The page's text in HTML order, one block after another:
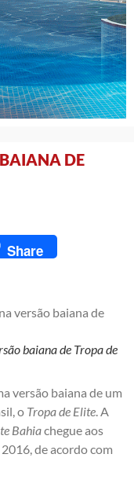
DE
Share
baiana de Tropa de
versão baiana de um
o Tropa de Elite. A
Bahiachegue aos
de acordo com